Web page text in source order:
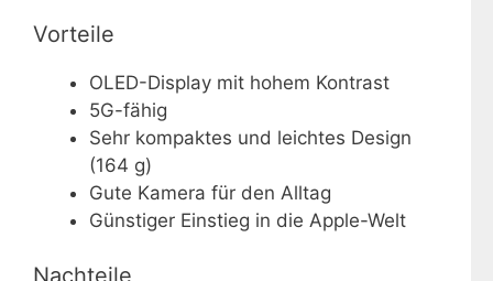
Vorteile
OLED-Display mit hohem Kontrast
5G-fähig
Sehr kompaktes und leichtes Design
(164 g)
Gute Kamera für den Alltag
Günstiger Einstieg in die Apple-Welt
Nachteile